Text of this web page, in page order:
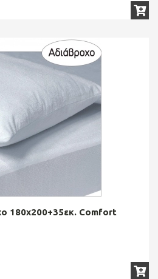
180x200+35εκ. Comfort